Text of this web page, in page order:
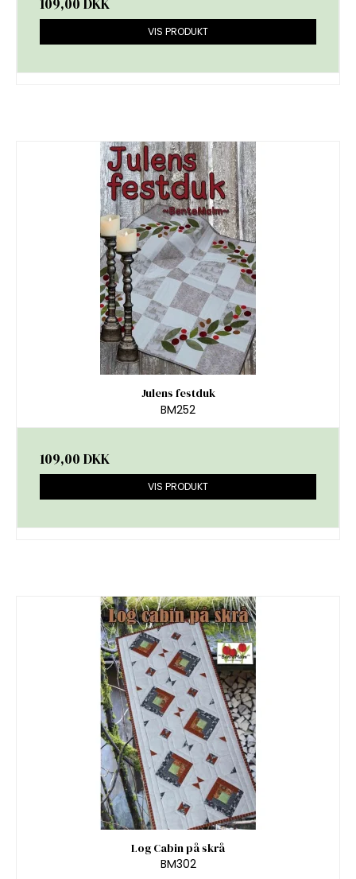
109,00 DKK
VIS PRODUKT
Julens festduk
BM252
109,00 DKK
VIS PRODUKT
Log Cabin på skrå
BM302